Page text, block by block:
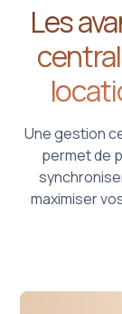
Les
Une gestion
permet de
maximiser